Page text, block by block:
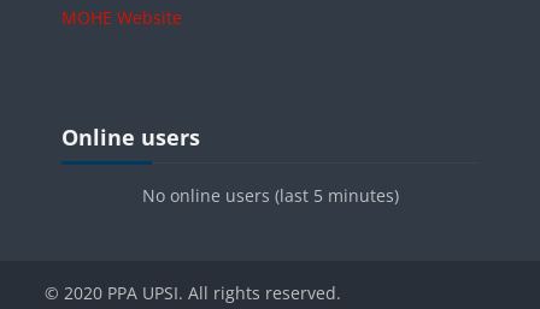
MOHE Website
Blocks
Online users
No online users (last 5 minutes)
© 2020 PPA UPSI. All rights reserved.